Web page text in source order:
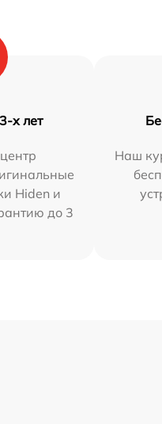
х лет
Hiden и
до 3
Наш